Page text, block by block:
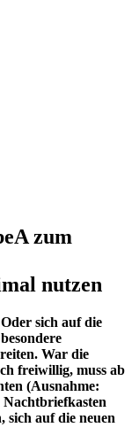
zum
nutzen
sich auf die
War die
freiwillig, muss ab
(Ausnahme:
sich auf die neuen